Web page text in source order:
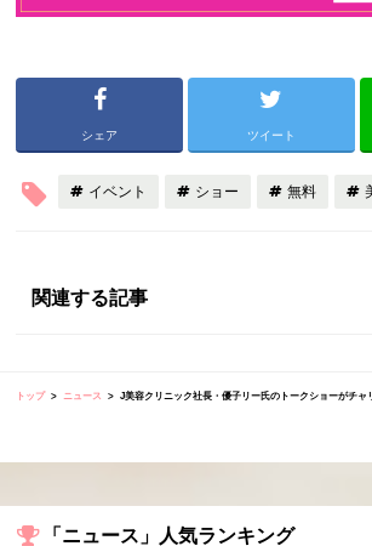
シェア ツイート
イベント ショー 無料
関連する記事
トップ ニュース J美容クリニック社長・優子リー氏のトークショーがチャ
「ニュース」人気ランキング